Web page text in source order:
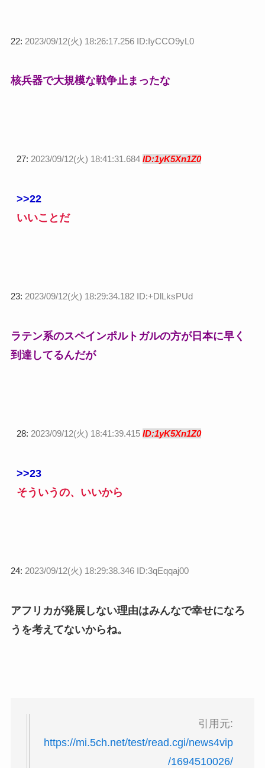
22: 2023/09/12(火) 18:26:17.256 ID:IyCCO9yL0
核兵器で大規模な戦争止まったな
27: 2023/09/12(火) 18:41:31.684 ID:1yK5Xn1Z0
>>22
いいことだ
23: 2023/09/12(火) 18:29:34.182 ID:+DlLksPUd
ラテン系のスペインポルトガルの方が日本に早く
到達してるんだが
28: 2023/09/12(火) 18:41:39.415 ID:1yK5Xn1Z0
>>23
そういうの、いいから
24: 2023/09/12(火) 18:29:38.346 ID:3qEqqaj00
アフリカが発展しない理由はみんなで幸せになろ
うを考えてないからね。
引用元:
https://mi.5ch.net/test/read.cgi/news4vip
/1694510026/